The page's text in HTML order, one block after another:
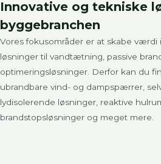
Innovative og tekniske
byggebranchen
Vores fokusområder er at skabe værdi
løsninger til vandtætning, passive
optimeringsløsninger. Derfor kan du
ubrandbare vind- og dampspærrer,
lydisolerende løsninger, reaktive
brandstopsløsninger og meget mere.